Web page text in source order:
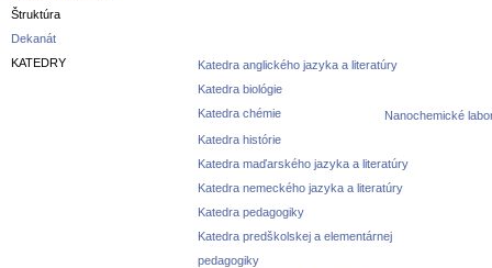
Štruktúra
Dekanát
KATEDRY
Katedra anglického jazyka a literatúry
Katedra biológie
Katedra chémie
Nanochemické
Katedra histórie
Katedra maďarského jazyka a literatúry
Katedra nemeckého jazyka a literatúry
Katedra pedagogiky
Katedra predškolskej a elementárnej
pedagogiky